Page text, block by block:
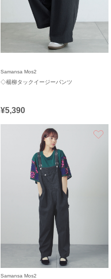
Samansa Mos2
◇楊柳タックイージーパンツ
¥5,390
Samansa Mos2